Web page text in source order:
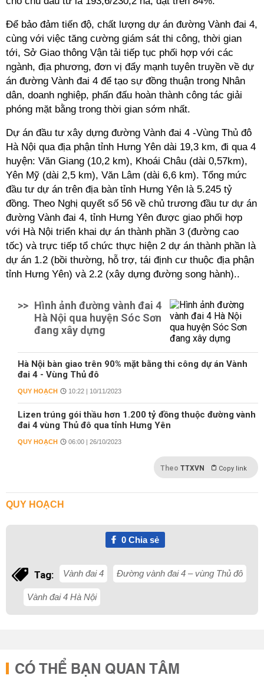
Để bảo đảm tiến độ, chất lượng dự án đường Vành đai 4,
cùng với việc tăng cường giám sát thi công, thời gian
tới, Sở Giao thông Vận tải tiếp tục phối hợp với các
ngành, địa phương, đơn vị đẩy mạnh tuyên truyền về dự
án đường Vành đai 4 để tạo sự đồng thuận trong Nhân
dân, doanh nghiệp, phấn đấu hoàn thành công tác giải
phóng mặt bằng trong thời gian sớm nhất.
Dự án đầu tư xây dựng đường Vành đai 4 -Vùng Thủ đô
Hà Nội qua địa phận tỉnh Hưng Yên dài 19,3 km, đi qua 4
huyện: Văn Giang (10,2 km), Khoái Châu (dài 0,57km),
Yên Mỹ (dài 2,5 km), Văn Lâm (dài 6,6 km). Tổng mức
đầu tư dự án trên địa bàn tỉnh Hưng Yên là 5.245 tỷ
đồng. Theo Nghị quyết số 56 về chủ trương đầu tư dự án
đường Vành đai 4, tỉnh Hưng Yên được giao phối hợp
với Hà Nội triển khai dự án thành phần 3 (đường cao
tốc) và trực tiếp tổ chức thực hiện 2 dự án thành phần là
dự án 1.2 (bồi thường, hỗ trợ, tái định cư thuộc địa phận
tỉnh Hưng Yên) và 2.2 (xây dựng đường song hành)..
>> Hình ảnh đường vành đai 4
Hà Nội qua huyện Sóc Sơn
đang xây dựng
Hà Nội bàn giao trên 90% mặt bằng thi công dự án Vành
đai 4 - Vùng Thủ đô
QUY HOẠCH 10:22 | 10/11/2023
Lizen trúng gói thầu hơn 1.200 tỷ đồng thuộc đường vành
đai 4 vùng Thủ đô qua tỉnh Hưng Yên
QUY HOẠCH 06:00 | 26/10/2023
Theo TTXVN Copy link
QUY HOẠCH
0Chia sẻ
Tag: Vành đai 4 Đường vành đai 4 – vùng Thủ đô
Vành đai 4 Hà Nội
CÓ THỂ BẠN QUAN TÂM